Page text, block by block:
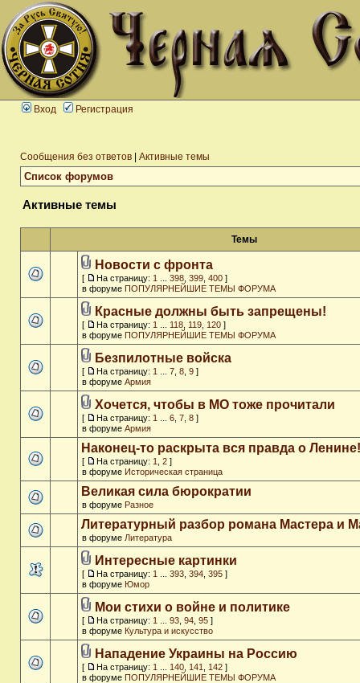
Вход Регистрация
Сообщения без ответов Активные темы
Список форумов
Активные темы
Темы
Новости с фронта
[ На страницу: 1 398 399 400 ]
в форуме ПОПУЛЯРНЕЙШИЕ ТЕМЫ ФОРУМА
Красные должны быть запрещены!
[ На страницу: 1 118 119 120 ]
в форуме ПОПУЛЯРНЕЙШИЕ ТЕМЫ ФОРУМА
Безпилотные войска
[ На страницу: 1 7 8 9 ]
в форуме Армия
Хочется, чтобы в МО тоже прочитали
[ На страницу: 1 6 7 8 ]
в форуме Армия
Наконец-то раскрыта вся правда о Ленине!
[ На страницу: 1 2 ]
в форуме Историческая страница
Великая сила бюрократии
в форуме Разное
Литературный разбор романа Мастера и
в форуме Литература
Интересные картинки
[ На страницу: 1 393 394 395 ]
в форуме Юмор
Мои стихи о войне и политике
[ На страницу: 1 93 94 95 ]
в форуме Культура и искусство
Нападение Украины на Россию
[ На страницу: 1 140 141 142 ]
в форуме ПОПУЛЯРНЕЙШИЕ ТЕМЫ ФОРУМА